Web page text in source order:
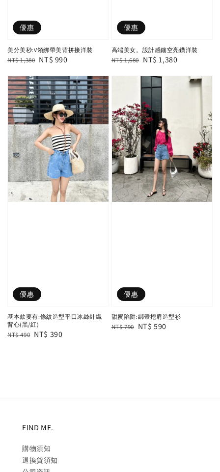
優惠
美分美秒:V領綁帶美背拼接洋裝
Regular
NT$ 1,380 Sale
NT$ 990
優惠
高端美女。設計感鏤空亮鑽洋裝
Regular
NT$ 1,680 Sale
NT$ 1,380
優惠
基本款要有:條紋造型平口冰絲針織
背心(黑/紅)
Regular
NT$ 490 Sale
NT$ 390
優惠
甜蜜陷阱:綁帶挖肩造型衫
Regular
NT$ 790 Sale
NT$ 590
FIND ME.
購物須知
退換貨須知